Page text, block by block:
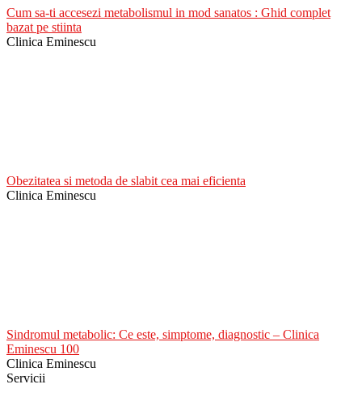
Cum sa-ti accesezi metabolismul in mod sanatos : Ghid complet
bazat pe stiinta
Clinica Eminescu
Obezitatea si metoda de slabit cea mai eficienta
Clinica Eminescu
Sindromul metabolic: Ce este, simptome, diagnostic – Clinica
Eminescu 100
Clinica Eminescu
Servicii